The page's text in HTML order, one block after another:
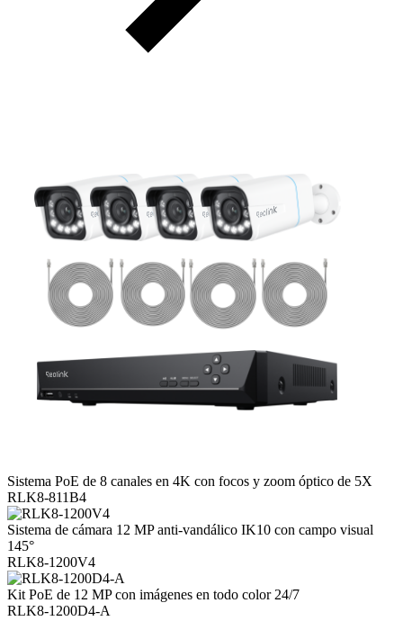
Sistema PoE de 8 canales en 4K con focos y zoom óptico de 5X
RLK8-811B4
Sistema de cámara 12 MP anti-vandálico IK10 con campo visual
145°
RLK8-1200V4
Kit PoE de 12 MP con imágenes en todo color 24/7
RLK8-1200D4-A